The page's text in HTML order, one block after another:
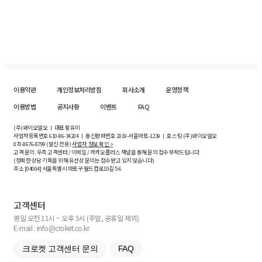
이용약관 개인정보처리방침 회사소개
운영정책
이용방법
공지사항 이벤트 FAQ
(주)와이오엘오 ㅣ 대표 황유미
사업자등록번호610-86-34204ㅣ 통신판매번호 2019-서울마포-1239 ㅣ 호스팅 (주)와이오엘오
070-8676-8799 (발신 전용)사업자 정보 확인 >
고객 문의: 우측 고객센터 / 이메일 / 카카오플러스 채널을 통해 문의 접수 부탁드립니다.
(정확한 상담 기록을 위해 유선상 문의는 접수받고 있지 않습니다)
주소 [04004] 서울특별시 마포구 월드컵로10길5-6
고객센터
평일 오전 11시 ~ 오후 5시 (주말, 공휴일 제외)
E-mail : info@croket.co.kr
크로켓 고객센터 문의 FAQ